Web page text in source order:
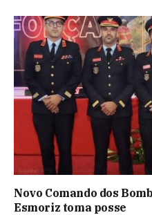
Novo Comando dos
Esmoriz toma posse